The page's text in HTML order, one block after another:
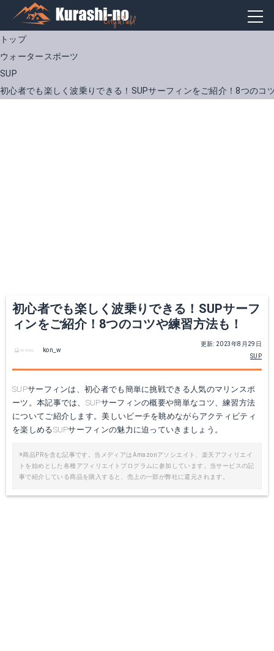
トップ
ウォータースポーツ
SUP
初心者でも楽しく波乗りできる！SUPサーフィンをご紹介！8つのコ
初心者でも楽しく波乗りできる！SUPサーフ
ィンをご紹介！8つのコツや練習方法も！
更新: 2023年8月29日
SUP
kon_w
SUPサーフィンは、初心者でも簡単に挑戦できる人気のマリンスポ
ーツ。本記事では、SUPサーフィンの概要や簡単なコツ、練習方法
についてご紹介します。美しいビーチを眺めながらアクティビティ
を楽しめるSUPサーフィンの魅力に迫っていきましょう。
※商品PRを含む記事です。当メディアはAmazonアソシエイト、楽天アフィリエイ
トを始めとした各種アフィリエイトプログラムに参加しています。当サービスの記
事で紹介している商品を購入すると、売上の一部が弊社に還元されます。